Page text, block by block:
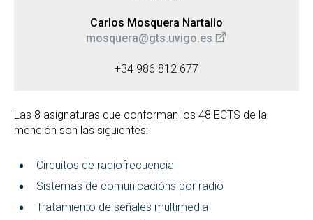
Carlos Mosquera Nartallo
mosquera@gts.uvigo.es
+34 986 812 677
Las 8 asignaturas que conforman los 48 ECTS de la
mención son las siguientes:
Circuitos de radiofrecuencia
Sistemas de comunicacións por radio
Tratamiento de señales multimedia